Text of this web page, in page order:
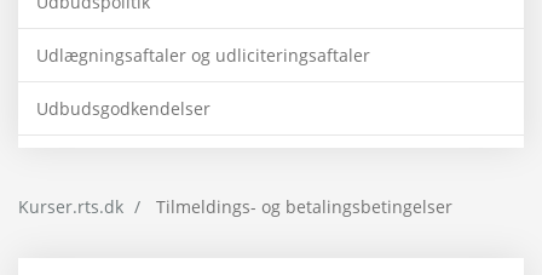
Udlægningsaftaler og udliciteringsaftaler
Udbudsgodkendelser
Kurser.rts.dk Tilmeldings- og betalingsbetingelser